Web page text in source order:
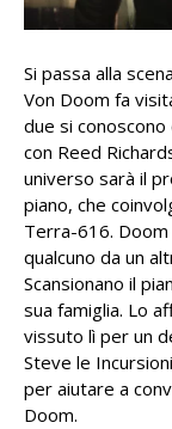
Si passa alla
Von Doom fa
due si
con Reed
universo sarà il
piano, che
Terra-616. Doom
qualcuno da un
Scansionano il
sua famiglia. Lo
vissuto lì per un
Steve le
per aiutare a
Doom.